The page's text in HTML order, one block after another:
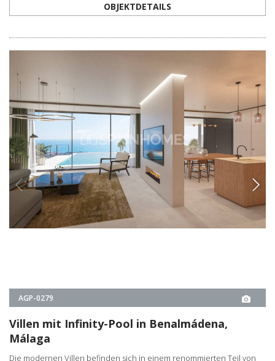
OBJEKTDETAILS
AGP-0279
Benalmádena an der Costa del Sol und bieten atemberaubende
Panoramablicke auf das Meer und die Stadt.
BENALMÁDENA -MÁLAGA 3, 4, 5
3 €1.735.000 4 €1.895.000 5 €3.325.000